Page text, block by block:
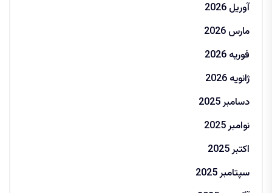
آوریل 2026
مارس 2026
فوریه 2026
ژانویه 2026
دسامبر 2025
نوامبر 2025
اکتبر 2025
سپتامبر 2025